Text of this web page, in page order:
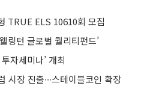
TRUE ELS 10610회 모집
링턴 글로벌 퀄리티펀드’
자세미나’ 개최
장 진출∙∙∙스테이블코인 확장